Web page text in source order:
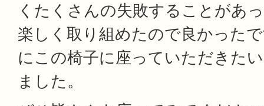
くたくさんの失敗することがあ
楽しく取り組めたので良かった
にこの椅子に座っていただきた
ました。